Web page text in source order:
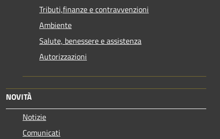
Tributi,finanze e contravvenzioni
Ambiente
Salute, benessere e assistenza
Autorizzazioni
NOVITÀ
Notizie
Comunicati